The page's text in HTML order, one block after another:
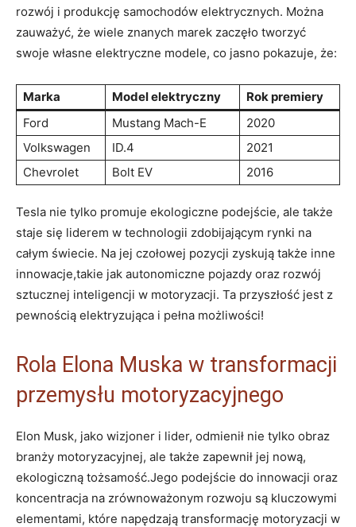
rozwój i produkcję samochodów elektrycznych. Można
zauważyć, ‌że wiele znanych marek zaczęło tworzyć
swoje własne elektryczne modele, co jasno⁢ pokazuje, że:
Marka Model elektryczny
Rok premiery
Ford
Mustang Mach-E
2020
Volkswagen
ID.4
2021
Chevrolet
Bolt EV 2016
Tesla nie tylko ⁣promuje ekologiczne podejście, ale także
staje się liderem w technologii zdobijającym rynki na
całym świecie. ⁤Na jej czołowej pozycji zyskują także⁢ inne
innowacje,takie ⁣jak autonomiczne pojazdy oraz rozwój
⁣sztucznej ‌inteligencji w motoryzacji. Ta przyszłość jest z
pewnością elektryzująca i pełna możliwości!
Rola Elona Muska w transformacji
przemysłu motoryzacyjnego
Elon Musk, jako wizjoner i lider, odmienił nie tylko obraz
branży motoryzacyjnej, ale także zapewnił jej‌ nową,
ekologiczną⁢ tożsamość.Jego podejście do innowacji oraz
koncentracja na zrównoważonym rozwoju są kluczowymi
elementami, które napędzają transformację motoryzacji w